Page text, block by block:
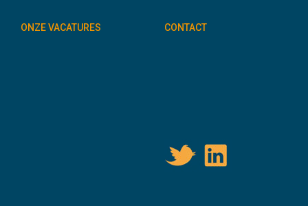
ONZE VACATURES CONTACT